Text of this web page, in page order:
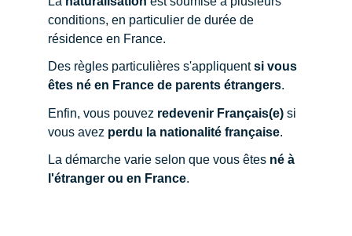
conditions, en particulier de durée de
résidence en France.
Des règles particulières s'appliquentsi vous
êtes né en France de parents étrangers.
Enfin, vous pouvez redevenir Français(e) si
vous avez perdu la nationalité française.
La démarche varie selon que vous êtes né à
l'étranger ou en France.